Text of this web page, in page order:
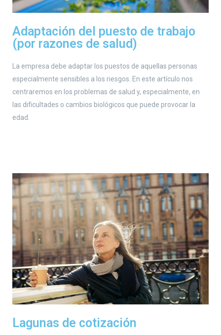
Adaptación del puesto de trabajo
(por razones de salud)
La empresa debe adaptar los puestos de aquellas personas
especialmente sensibles a los riesgos. En este artículo nos
centraremos en los problemas de salud y, especialmente, en
las dificultades o cambios biológicos que puede provocar la
edad.
Lagunas de cotización